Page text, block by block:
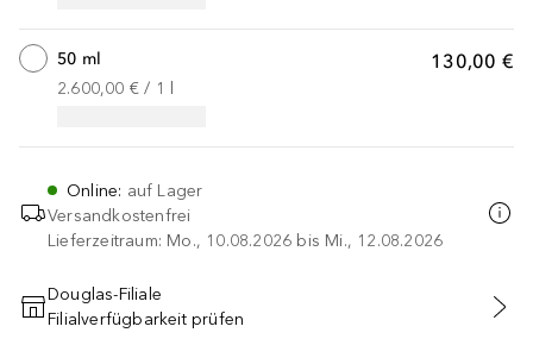
130,00 €
50 ml
2.600,00 € / 1
Online: auf Lager
Versandkostenfrei
Lieferzeitraum: Mo., 10.08.2026 bis Mi., 12.08.2026
IN DEN WARENKORB
Douglas-Filiale
Filialverfügbarkeit prüfen